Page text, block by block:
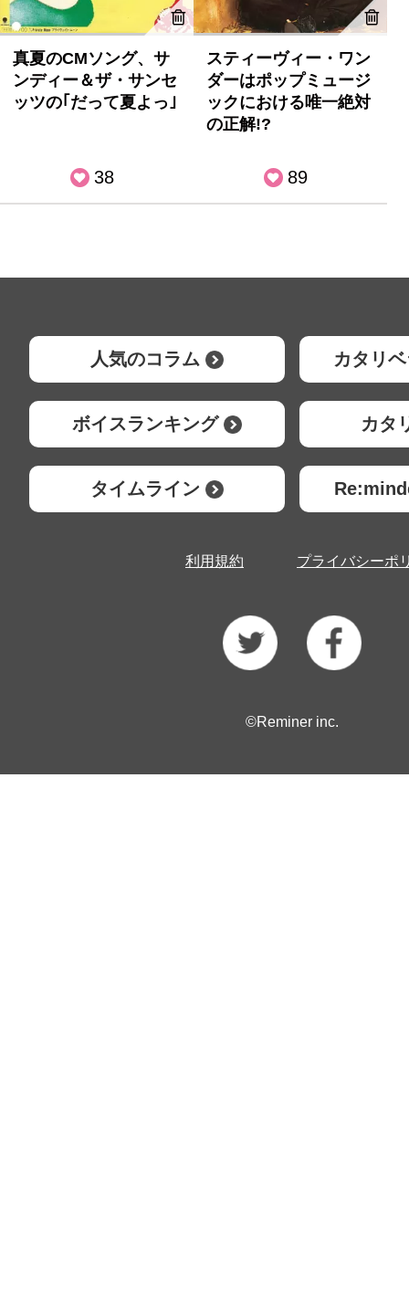
真夏のCMソング、サ
ンディー＆ザ・サンセ
ッツの｢だって夏よっ｣
38
スティーヴィー・ワン
ダーはポップミュージ
ックにおける唯一絶対
の正解!?
89
人気のコラム カタリ
ボイスランキング カタ
タイムライン
利用規約 プライバシーポ
©Reminer inc.